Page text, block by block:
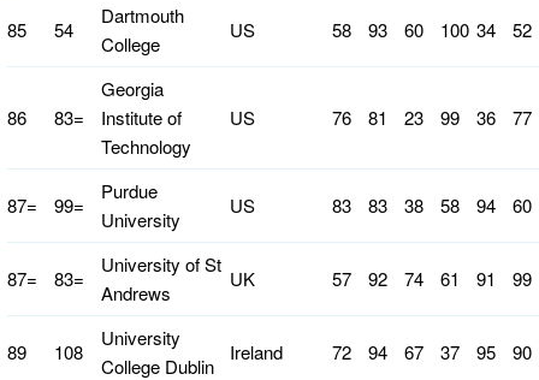
85 54
Dartmouth
College
US 58 93 60 100 34 52
86 83=
Georgia
Institute of
Technology
US 76 81 23 99 36 77
87= 99=
Purdue
University
US 83 83 38 58 94 60
87= 83=
University of St
Andrews
UK 57 92 74 61 91 99
89 108
University
College Dublin
Ireland 72 94 67 37 95 90